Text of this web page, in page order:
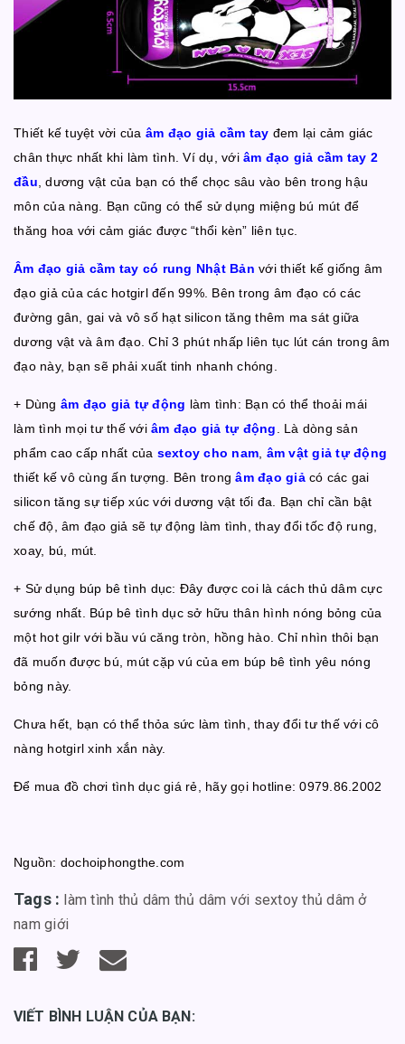
Thiết kế tuyệt vời của âm đạo giả cầm tay đem lại cảm giác
chân thực nhất khi làm tình. Ví dụ, với âm đạo giả cầm tay 2
đầu , dương vật của bạn có thể chọc sâu vào bên trong hậu
môn của nàng. Bạn cũng có thể sử dụng miệng bú mút để
thăng hoa với cảm giác được “thổi kèn” liên tục.
Âm đạo giả cầm tay có rung Nhật Bản với thiết kế giống âm
đạo giả của các hotgirl đến 99%. Bên trong âm đạo có các
đường gân, gai và vô số hạt silicon tăng thêm ma sát giữa
dương vật và âm đạo. Chỉ 3 phút nhấp liên tục lút cán trong âm
đạo này, bạn sẽ phải xuất tinh nhanh chóng.
+ Dùng âm đạo giả tự động làm tình: Bạn có thể thoải mái
làm tình mọi tư thế với âm đạo giả tự động . Là dòng sản
phẩm cao cấp nhất của sextoy cho nam âm vật giả tự động
thiết kế vô cùng ấn tượng. Bên trongâm đạo giảcó các gai
silicon tăng sự tiếp xúc với dương vật tối đa. Bạn chỉ cần bật
chế độ, âm đạo giả sẽ tự động làm tình, thay đổi tốc độ rung,
xoay, bú, mút.
+ Sử dụng búp bê tình dục: Đây được coi là cách thủ dâm cực
sướng nhất. Búp bê tình dụcsở hữu thân hình nóng bỏng của
một hot gilr với bầu vú căng tròn, hồng hào. Chỉ nhìn thôi bạn
đã muốn được bú, mút cặp vú của em búp bê tình yêu nóng
bỏng này.
Chưa hết, bạn có thể thỏa sức làm tình, thay đổi tư thế với cô
nàng hotgirl xinh xắn này.
Để mua đồ chơi tình dục giá rẻ, hãy gọi hotline: 0979.86.2002
Nguồn: dochoiphongthe.com
Tags : làm tình thủ dâm thủ dâm với sextoy thủ dâm ở
nam giới
VIẾT BÌNH LUẬN CỦA BẠN: